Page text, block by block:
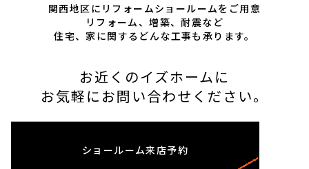
関西地区にリフォームショールームをご用意
リフォーム、増築、耐震など
住宅、家に関するどんな工事も承ります。
お近くのイズホームに
お気軽にお問い合わせください。
ショールーム来店予約